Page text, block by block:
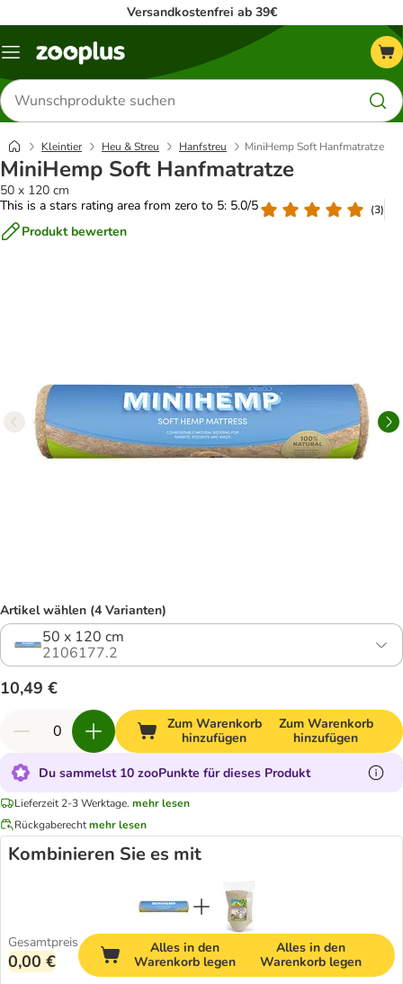
Versandkostenfrei ab 39€
Menü
Produkte
suchen
Kleintier Heu & Streu Hanfstreu MiniHemp Soft Hanfmatratze
MiniHemp Soft Hanfmatratze
50 x 120 cm
This is a stars rating area from zero to 5: 5.0/5
(3)
Produkt bewerten
Artikel wählen (4 Varianten)
50 x 120 cm
2106177.2
10,49 €
Zum Warenkorb
hinzufügen
Zum Warenkorb
hinzufügen
Du sammelst 10 zooPunkte für dieses Produkt
Lieferzeit 2-3 Werktage. mehr lesen
Rückgaberechtmehr lesen
Kombinieren Sie es mit
Gesamtpreis
0,00 €
Alles in den
Warenkorb legen
Alles in den
Warenkorb legen